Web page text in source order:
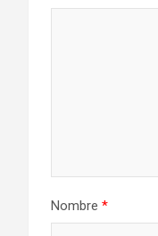
Nombre *